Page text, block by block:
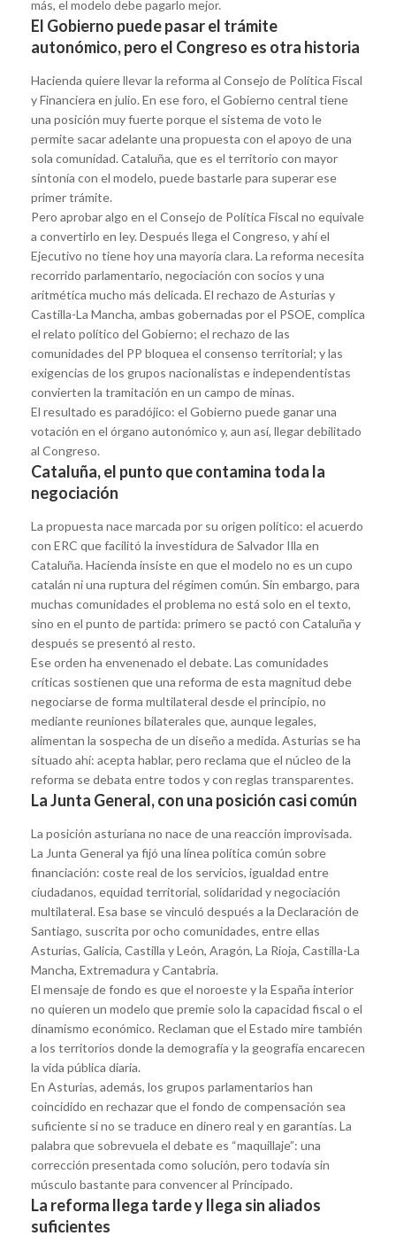
más, el modelo debe pagarlo mejor.
El Gobierno puede pasar el trámite
autonómico, pero el Congreso es otra historia
Hacienda quiere llevar la reforma al Consejo de Política Fiscal
y Financiera en julio. En ese foro, el Gobierno central tiene
una posición muy fuerte porque el sistema de voto le
permite sacar adelante una propuesta con el apoyo de una
sola comunidad. Cataluña, que es el territorio con mayor
sintonía con el modelo, puede bastarle para superar ese
primer trámite.
Pero aprobar algo en el Consejo de Política Fiscal no equivale
a convertirlo en ley. Después llega el Congreso, y ahí el
Ejecutivo no tiene hoy una mayoría clara. La reforma necesita
recorrido parlamentario, negociación con socios y una
aritmética mucho más delicada. El rechazo de Asturias y
Castilla-La Mancha, ambas gobernadas por el PSOE, complica
el relato político del Gobierno; el rechazo de las
comunidades del PP bloquea el consenso territorial; y las
exigencias de los grupos nacionalistas e independentistas
convierten la tramitación en un campo de minas.
El resultado es paradójico: el Gobierno puede ganar una
votación en el órgano autonómico y, aun así, llegar debilitado
al Congreso.
Cataluña, el punto que contamina toda la
negociación
La propuesta nace marcada por su origen político: el acuerdo
con ERC que facilitó la investidura de Salvador Illa en
Cataluña. Hacienda insiste en que el modelo no es un cupo
catalán ni una ruptura del régimen común. Sin embargo, para
muchas comunidades el problema no está solo en el texto,
sino en el punto de partida: primero se pactó con Cataluña y
después se presentó al resto.
Ese orden ha envenenado el debate. Las comunidades
críticas sostienen que una reforma de esta magnitud debe
negociarse de forma multilateral desde el principio, no
mediante reuniones bilaterales que, aunque legales,
alimentan la sospecha de un diseño a medida. Asturias se ha
situado ahí: acepta hablar, pero reclama que el núcleo de la
reforma se debata entre todos y con reglas transparentes.
La Junta General, con una posición casi común
La posición asturiana no nace de una reacción improvisada.
La Junta General ya fijó una línea política común sobre
financiación: coste real de los servicios, igualdad entre
ciudadanos, equidad territorial, solidaridad y negociación
multilateral. Esa base se vinculó después a la Declaración de
Santiago, suscrita por ocho comunidades, entre ellas
Asturias, Galicia, Castilla y León, Aragón, La Rioja, Castilla-La
Mancha, Extremadura y Cantabria.
El mensaje de fondo es que el noroeste y la España interior
no quieren un modelo que premie solo la capacidad fiscal o el
dinamismo económico. Reclaman que el Estado mire también
a los territorios donde la demografía y la geografía encarecen
la vida pública diaria.
En Asturias, además, los grupos parlamentarios han
coincidido en rechazar que el fondo de compensación sea
suficiente si no se traduce en dinero real y en garantías. La
palabra que sobrevuela el debate es “maquillaje”: una
corrección presentada como solución, pero todavía sin
músculo bastante para convencer al Principado.
La reforma llega tarde y llega sin aliados
suficientes